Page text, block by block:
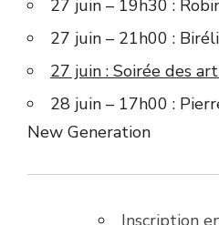
27 juin – 19h30 :
27 juin – 21h00 :
27 juin : Soirée des
28 juin – 17h00 :
New Generation
Inscription